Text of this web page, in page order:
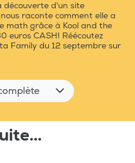
découverte d'un site
raconte comment elle a
math grâce à Kool and the
euros CASH! Réécoutez
Family du 12 septembre sur